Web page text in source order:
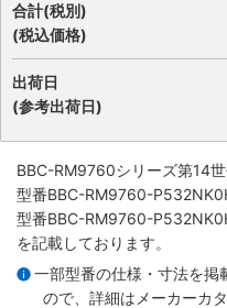
合計(税別)
(税込価格)
出荷日
(参考出荷日)
BBC-RM9760シリーズ第14
型番BBC-RM9760-
型番BBC-RM9760-
を記載しております。
一部型番の仕様・寸法を掲
ので、詳細は メーカーカ